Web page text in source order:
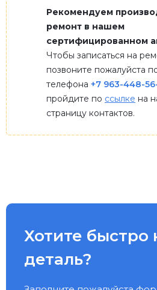
Рекомендуем
ремонт в нашем
сертифицированном
Чтобы записаться на
позвоните пожалуйста
телефона +7 963-448-
пройдите по ссылке на
страницу контактов.
Хотите быстро
деталь?